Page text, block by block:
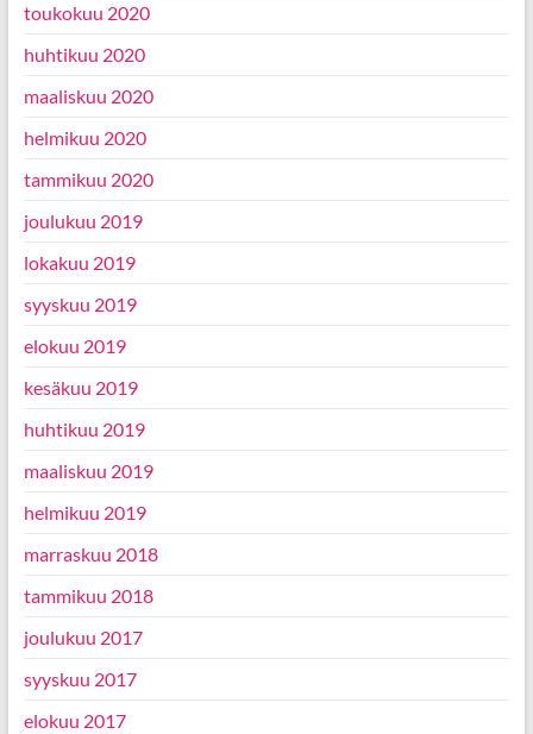
toukokuu 2020
huhtikuu 2020
maaliskuu 2020
helmikuu 2020
tammikuu 2020
joulukuu 2019
lokakuu 2019
syyskuu 2019
elokuu 2019
kesäkuu 2019
huhtikuu 2019
maaliskuu 2019
helmikuu 2019
marraskuu 2018
tammikuu 2018
joulukuu 2017
syyskuu 2017
elokuu 2017